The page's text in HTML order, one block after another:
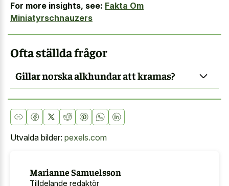
For more insights, see: Fakta Om
Miniatyrschnauzers
Ofta ställda frågor
Gillar norska alkhundar att kramas?
Utvalda bilder: pexels.com
Marianne Samuelsson
Tilldelande redaktör